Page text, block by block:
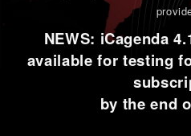
NEWS: iCagenda
available for testing
by the end